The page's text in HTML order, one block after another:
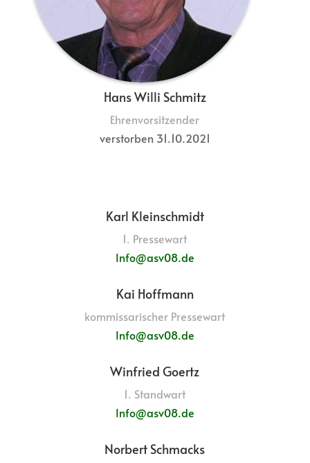
Hans Willi Schmitz
Ehrenvorsitzender
verstorben 31.10.2021
Karl Kleinschmidt
1. Pressewart
Info@asv08.de
Kai Hoffmann
kommissarischer Pressewart
Info@asv08.de
Winfried Goertz
1. Standwart
Info@asv08.de
Norbert Schmacks